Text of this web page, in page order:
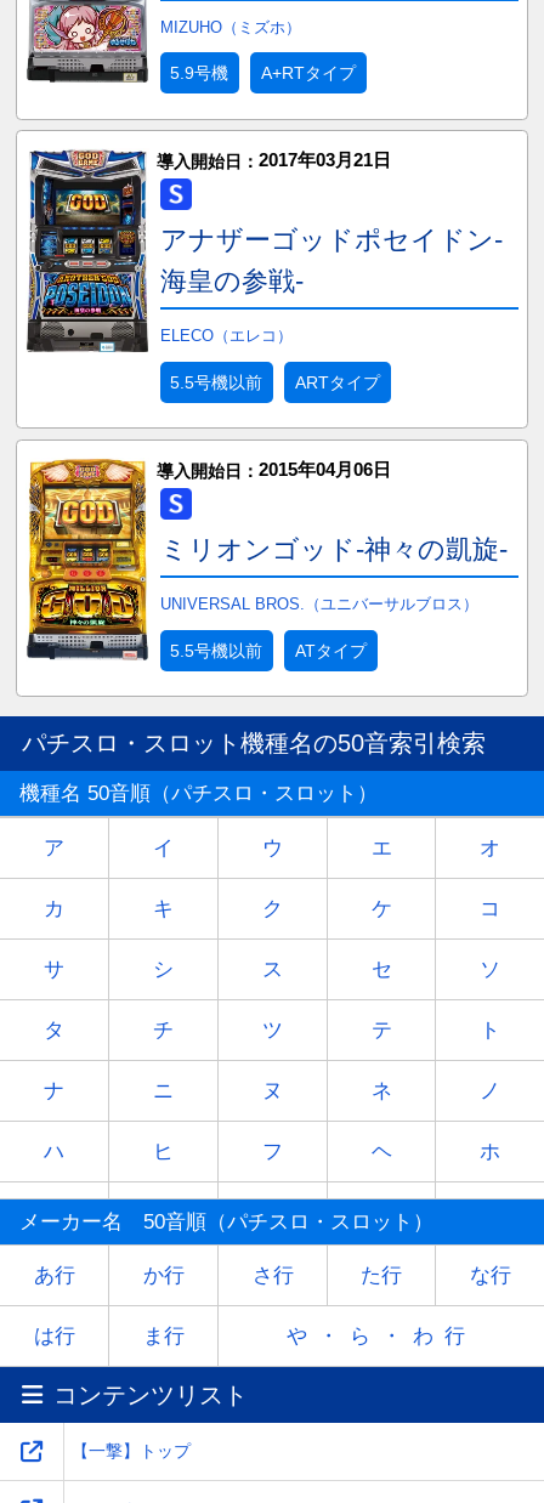
MIZUHO（ミズホ）
5.9号機 A+RTタイプ
導入開始日： 2017年03月21日
アナザーゴッドポセイドン-
海皇の参戦-
ELECO（エレコ）
5.5号機以前 ARTタイプ
導入開始日： 2015年04月06日
ミリオンゴッド-神々の凱旋-
UNIVERSAL BROS.（ユニバーサルブロス）
5.5号機以前 ATタイプ
パチスロ・スロット機種名の50音索引検索
機種名 50音順（パチスロ・スロット）
ア イ ウ エ オ
カ キ ク ケ コ
サ シ ス セ ソ
タ チ ツ テ ト
ナ ニ ヌ ネ ノ
ハ ヒ フ ヘ ホ
マ ミ ム メ
ヤ - ユ - ヨ
ラ リ レ
ワ -
メーカー名 50音順（パチスロ・スロット）
あ行 か行 さ行 た行 な行
は行 ま行 や・ら・わ行
コンテンツリスト
【一撃】トップ